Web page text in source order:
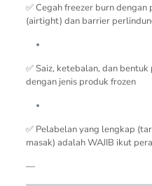
✅ Cegah freezer burn
(airtight) dan barrier
✅ Saiz, ketebalan, dan
dengan jenis produk frozen
✅ Pelabelan yang lengkap
masak) adalah WAJIB ikut
—